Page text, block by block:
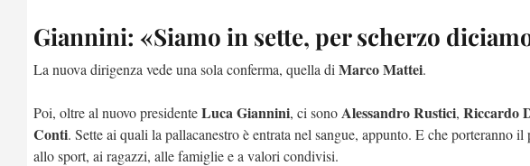
Giannini: «Siamo in sette, per scherzo
La nuova dirigenza vede una sola conferma, quella di Marco Mattei.
Poi, oltre al nuovo presidenteLuca Giannini, ci sonoAlessandro Rustici, Riccardo
Conti. Sette ai quali la pallacanestro è entrata nel sangue, appunto. E che porteranno
allo sport, ai ragazzi, alle famiglie e a valori condivisi.